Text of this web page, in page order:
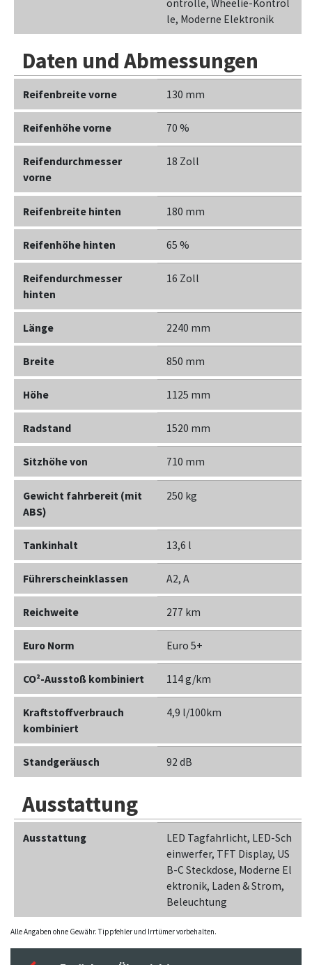
ontrolle, Wheelie-Kontrol
le, Moderne Elektronik
Daten und Abmessungen
Reifenbreite vorne 130 mm
Reifenhöhe vorne 70 %
Reifendurchmesser
vorne
18 Zoll
Reifenbreite hinten 180 mm
Reifenhöhe hinten 65 %
Reifendurchmesser
hinten
16 Zoll
Länge 2240 mm
Breite 850 mm
Höhe 1125 mm
Radstand 1520 mm
Sitzhöhe von 710 mm
Gewicht fahrbereit (mit
ABS)
250 kg
Tankinhalt 13,6 l
Führerscheinklassen A2, A
Reichweite 277 km
Euro Norm Euro 5+
CO²-Ausstoß kombiniert 114 g/km
Kraftstoffverbrauch
kombiniert
4,9 l/100km
Standgeräusch 92 dB
Ausstattung
Ausstattung
LED Tagfahrlicht, LED-Sch
einwerfer, TFT Display, US
B-C Steckdose, Moderne El
ektronik, Laden & Strom,
Beleuchtung
Alle Angaben ohne Gewähr. Tippfehler und Irrtümer vorbehalten.